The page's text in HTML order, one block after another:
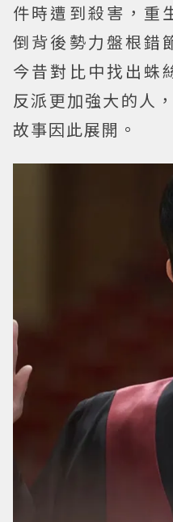
件時遭到殺害，重
倒背後勢力盤根錯
今昔對比中找出蛛
反派更加強大的人
故事因此展開。